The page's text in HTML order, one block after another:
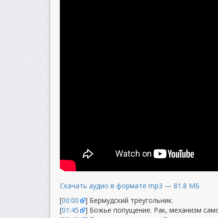
Скачать аудио в формате mp3 — 81.8 МБ
[00:00
] Бермудский треугольник.
[01:45
] Божье попущение. Рак, механизм